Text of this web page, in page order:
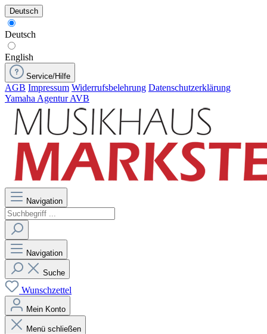
Deutsch
Deutsch
English
Service/Hilfe
AGB Impressum Widerrufsbelehrung Datenschutzerklärung
Yamaha Agentur AVB
Navigation
Navigation
Suche
Wunschzettel
Mein Konto
Menü schließen